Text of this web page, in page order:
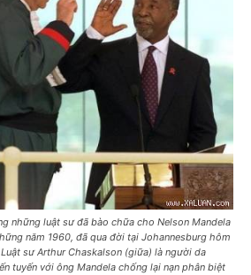
những luật sư đã bào chữa cho Nelson Mandela
năm 1960, đã qua đời tại Johannesburg hôm
sư Arthur Chaskalson (giữa) là người da
tuyến với ông Mandela chống lại nạn phân biệt